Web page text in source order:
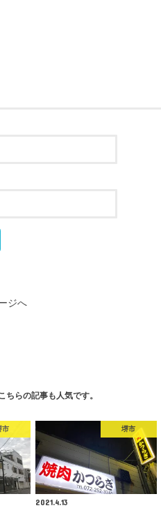
ジへ
ちらの記事も人気です。
市 堺市
2021.4.13